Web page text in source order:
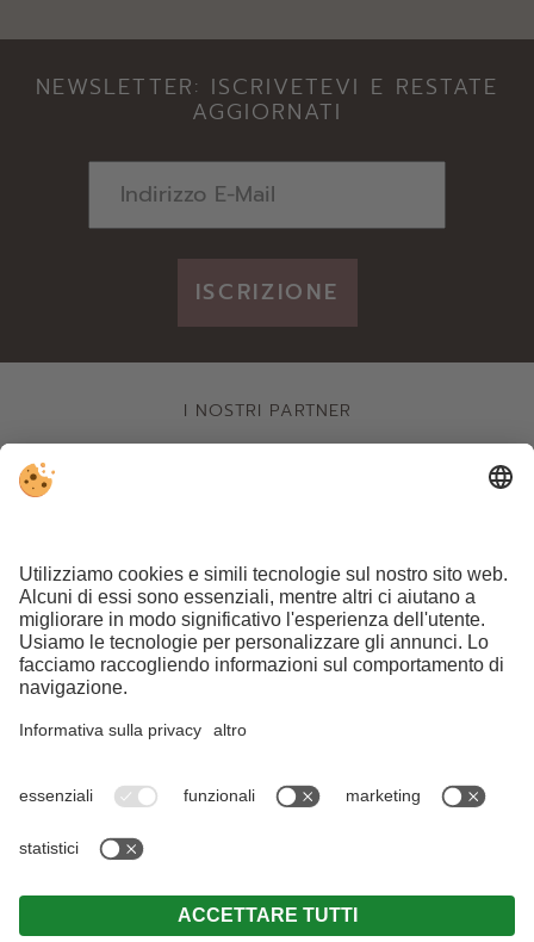
NEWSLETTER: ISCRIVETEVI E RESTATE
AGGIORNATI
ISCRIZIONE
I NOSTRI PARTNER
Part. IVA IT03181790217 . CIN: IT021013B44CY5FIBT .
© Webdesign by